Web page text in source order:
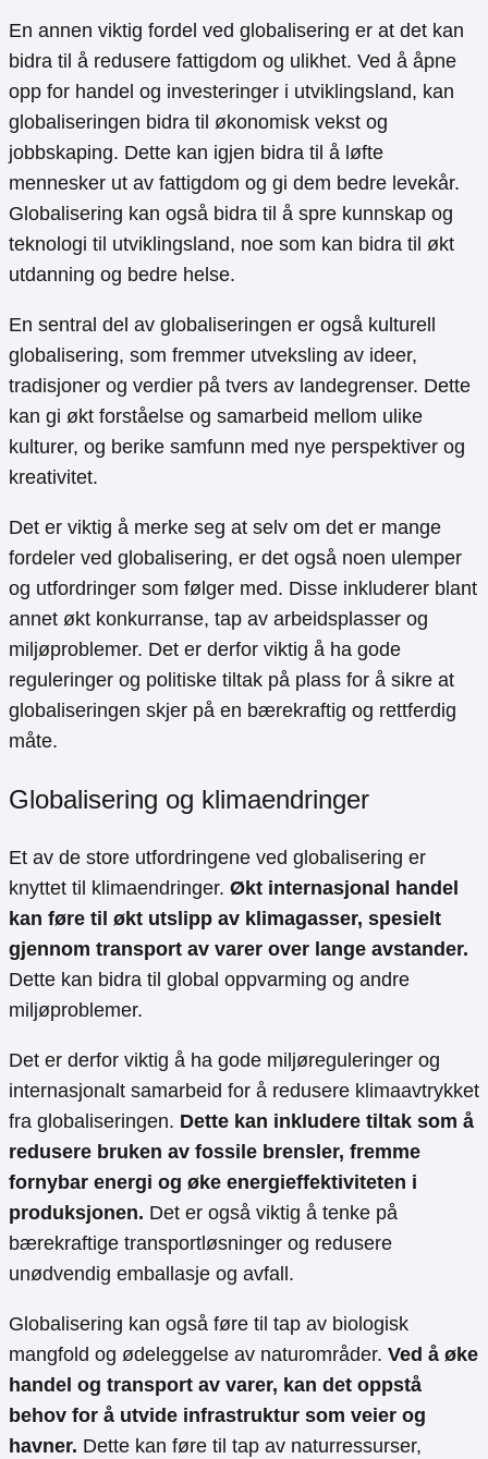
En annen viktig fordel ved globalisering er at det kan
bidra til å redusere fattigdom og ulikhet. Ved å åpne
opp for handel og investeringer i utviklingsland, kan
globaliseringen bidra til økonomisk vekst og
jobbskaping. Dette kan igjen bidra til å løfte
mennesker ut av fattigdom og gi dem bedre levekår.
Globalisering kan også bidra til å spre kunnskap og
teknologi til utviklingsland, noe som kan bidra til økt
utdanning og bedre helse.
En sentral del av globaliseringen er også kulturell
globalisering, som fremmer utveksling av ideer,
tradisjoner og verdier på tvers av landegrenser. Dette
kan gi økt forståelse og samarbeid mellom ulike
kulturer, og berike samfunn med nye perspektiver og
kreativitet.
Det er viktig å merke seg at selv om det er mange
fordeler ved globalisering, er det også noen ulemper
og utfordringer som følger med. Disse inkluderer blant
annet økt konkurranse, tap av arbeidsplasser og
miljøproblemer. Det er derfor viktig å ha gode
reguleringer og politiske tiltak på plass for å sikre at
globaliseringen skjer på en bærekraftig og rettferdig
måte.
Globalisering og klimaendringer
Et av de store utfordringene ved globalisering er
knyttet til klimaendringer. Økt internasjonal handel
kan føre til økt utslipp av klimagasser, spesielt
gjennom transport av varer over lange avstander.
Dette kan bidra til global oppvarming og andre
miljøproblemer.
Det er derfor viktig å ha gode miljøreguleringer og
internasjonalt samarbeid for å redusere klimaavtrykket
fra globaliseringen. Dette kan inkludere tiltak som å
redusere bruken av fossile brensler, fremme
fornybar energi og øke energieffektiviteten i
produksjonen. Det er også viktig å tenke på
bærekraftige transportløsninger og redusere
unødvendig emballasje og avfall.
Globalisering kan også føre til tap av biologisk
mangfold og ødeleggelse av naturområder. Ved å øke
handel og transport av varer, kan det oppstå
behov for å utvide infrastruktur som veier og
havner. Dette kan føre til tap av naturressurser,